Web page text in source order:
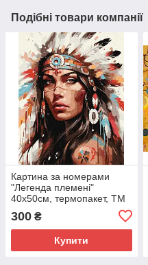
Подібні товари компанії
Картина за номерами
"Легенда племені"
40х50см, термопакет, ТМ
300 ₴
Купити